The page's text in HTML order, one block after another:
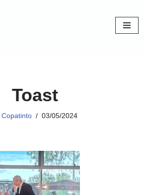
Toast
Copatinto 03/05/2024